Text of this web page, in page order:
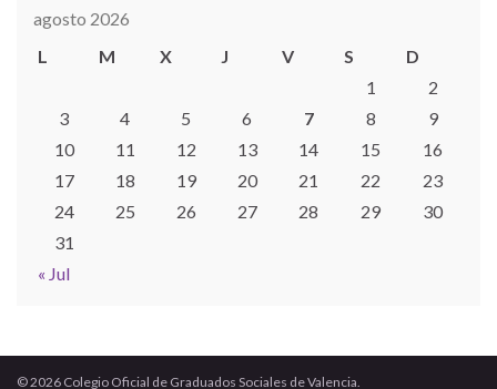
agosto 2026
L
M X J V S D
« Jul
1
2
3
4 5 6 7 8
9
10
11 12 13 14 15
16
17
18 19 20 21 22
23
24
25 26 27 28 29
30
31
© 2026 Colegio Oficial de Graduados Sociales de Valencia.